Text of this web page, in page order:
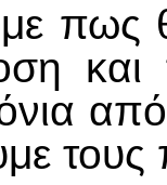
πως
και